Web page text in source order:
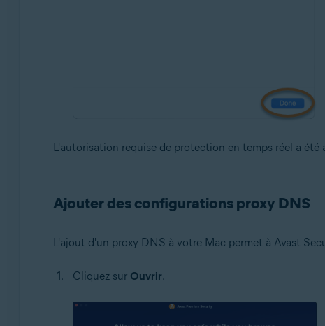
L'autorisation requise de protection en temps réel a
Ajouter des configurations proxy DNS
L'ajout d'un proxy DNS à votre Mac permet à Avast
Cliquez sur Ouvrir.